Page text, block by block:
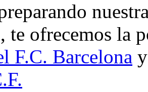
te ofrecemos la
F.C. Barcelona